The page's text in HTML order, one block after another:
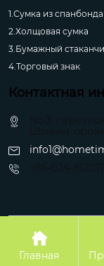
1.Сумка из спанбонда
2.Холщовая сумка
3.Бумажный
4.Торговый знак
Контактная
Авторское

Главная